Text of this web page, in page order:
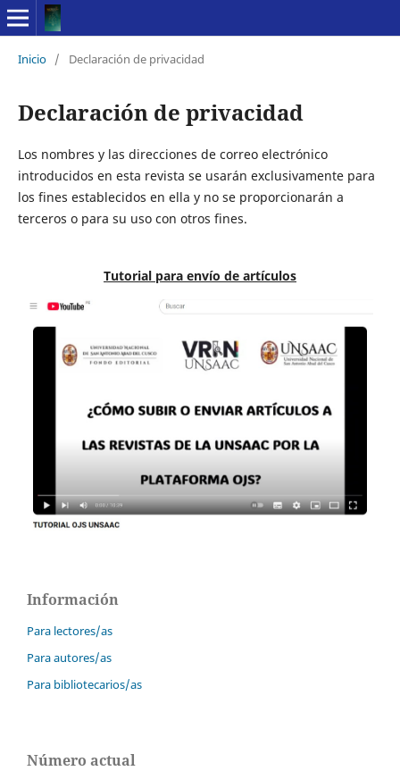
Inicio / Declaración de privacidad
Declaración de privacidad
Los nombres y las direcciones de correo electrónico
introducidos en esta revista se usarán exclusivamente para
los fines establecidos en ella y no se proporcionarán a
terceros o para su uso con otros fines.
Tutorial para envío de artículos
Información
Para lectores/as
Para autores/as
Para bibliotecarios/as
Número actual